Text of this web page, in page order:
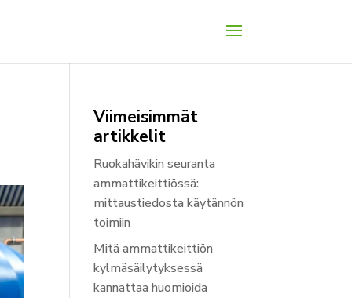
Viimeisimmät
artikkelit
Ruokahävikin seuranta
ammattikeittiössä:
mittaustiedosta käytännön
toimiin
Mitä ammattikeittiön
kylmäsäilytyksessä
kannattaa huomioida